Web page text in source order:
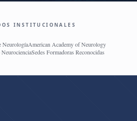
INSTITUCIONALES
NeurologíaAmerican Academy of Neurology
Sedes Formadoras Reconocidas